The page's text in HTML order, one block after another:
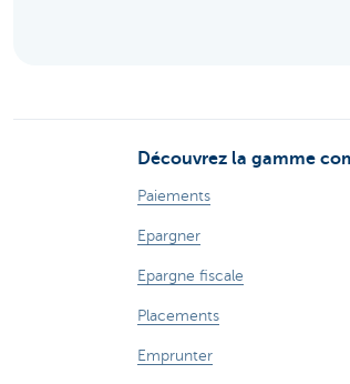
Découvrez la gamme
Paiements
Epargner
Epargne fiscale
Placements
Emprunter